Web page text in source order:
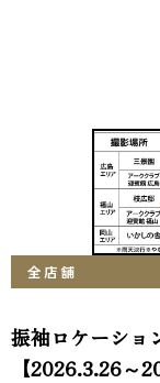
全店舗
振袖ロケーショ
【2026.3.26～